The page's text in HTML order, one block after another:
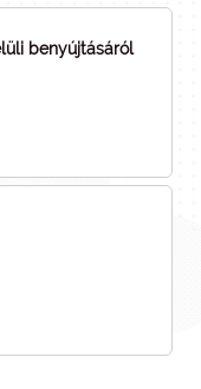
benyújtásáról